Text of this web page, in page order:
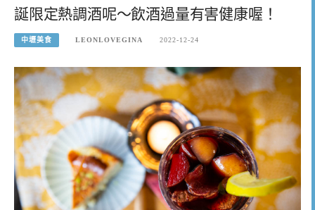
誕限定熱調酒呢～飲酒過量有害健康喔！
中壢美食 LEONLOVEGINA 2022-12-24